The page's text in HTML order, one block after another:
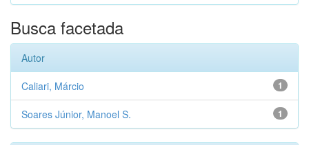
Busca facetada
Autor
1
Caliari, Márcio
1
Soares Júnior, Manoel S.